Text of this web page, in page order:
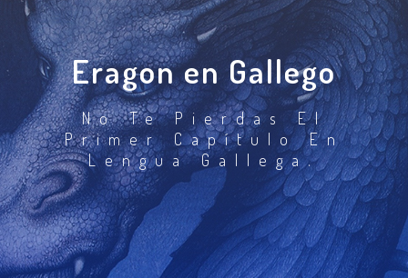
Eragon en Gallego
No Te Pierdas El
Primer Capítulo En
Lengua Gallega.